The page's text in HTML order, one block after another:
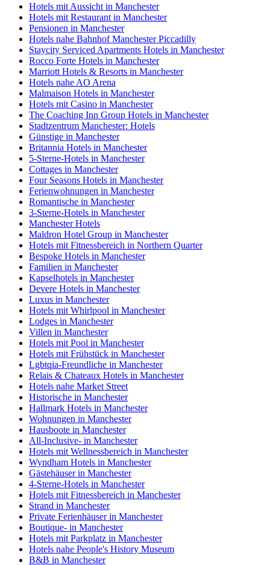
Hotels mit Aussicht in Manchester
Hotels mit Restaurant in Manchester
Pensionen in Manchester
Hotels nahe Bahnhof Manchester Piccadilly
Staycity Serviced Apartments Hotels in Manchester
Rocco Forte Hotels in Manchester
Marriott Hotels & Resorts in Manchester
Hotels nahe AO Arena
Malmaison Hotels in Manchester
Hotels mit Casino in Manchester
The Coaching Inn Group Hotels in Manchester
Stadtzentrum Manchester: Hotels
Günstige in Manchester
Britannia Hotels in Manchester
5-Sterne-Hotels in Manchester
Cottages in Manchester
Four Seasons Hotels in Manchester
Ferienwohnungen in Manchester
Romantische in Manchester
3-Sterne-Hotels in Manchester
Manchester Hotels
Maldron Hotel Group in Manchester
Hotels mit Fitnessbereich in Northern Quarter
Bespoke Hotels in Manchester
Familien in Manchester
Kapselhotels in Manchester
Devere Hotels in Manchester
Luxus in Manchester
Hotels mit Whirlpool in Manchester
Lodges in Manchester
Villen in Manchester
Hotels mit Pool in Manchester
Hotels mit Frühstück in Manchester
Lgbtqia-Freundliche in Manchester
Relais & Chateaux Hotels in Manchester
Hotels nahe Market Street
Historische in Manchester
Hallmark Hotels in Manchester
Wohnungen in Manchester
Hausboote in Manchester
All-Inclusive- in Manchester
Hotels mit Wellnessbereich in Manchester
Wyndham Hotels in Manchester
Gästehäuser in Manchester
4-Sterne-Hotels in Manchester
Hotels mit Fitnessbereich in Manchester
Strand in Manchester
Private Ferienhäuser in Manchester
Boutique- in Manchester
Hotels mit Parkplatz in Manchester
Hotels nahe People's History Museum
B&B in Manchester